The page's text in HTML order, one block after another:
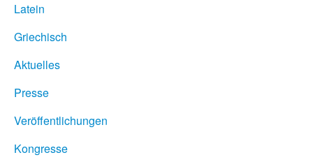
Latein
Griechisch
Aktuelles
Presse
Veröffentlichungen
Kongresse